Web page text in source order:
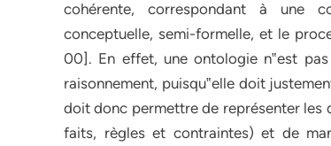
cohérente, correspondant à une
conceptuelle, semi-formelle, et le
00]. En effet, une ontologie n‟est
raisonnement, puisqu‟elle doit
doit donc permettre de représenter les
faits, règles et contraintes) et de